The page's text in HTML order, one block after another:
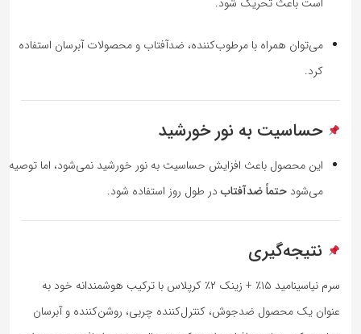
می‌توان همراه با مرطوب‌کننده، ضدآفتاب و محصولات آبرسان استفاده
کرد.
حساسیت به نور خورشید
این محصول باعث افزایش حساسیت به نور خورشید نمی‌شود، اما توصیه
می‌شود حتماً ضدآفتاب در طول روز استفاده شود.
نتیجه‌گیری
سرم نیاسینامید ۱۵٪ + زینک ۲٪ کرپلاس با ترکیب هوشمندانه خود به
عنوان یک محصول ضدجوش، کنترل‌کننده چربی، روشن‌کننده و آبرسان